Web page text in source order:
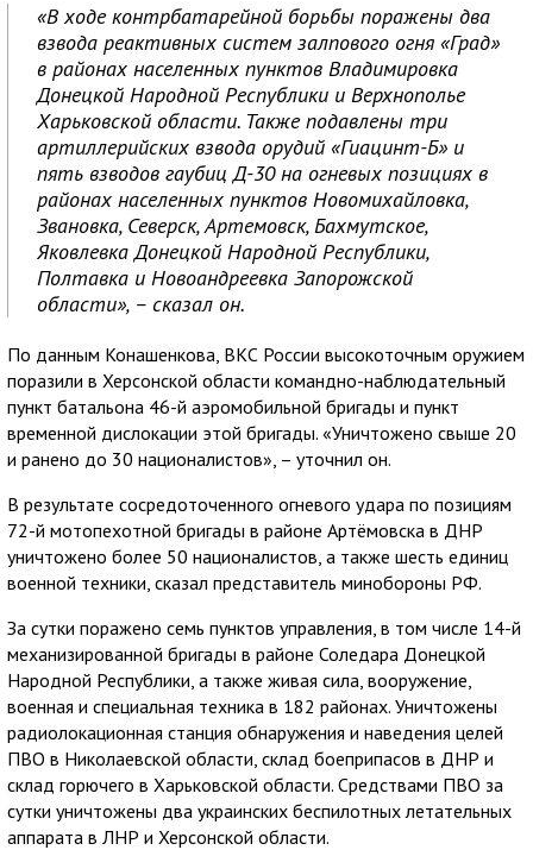
«В ходе контрбатарейной борьбы поражены два
взвода реактивных систем залпового огня «Град»
в районах населенных пунктов Владимировка
Донецкой Народной Республики и Верхнополье
Харьковской области. Также подавлены три
артиллерийских взвода орудий «Гиацинт-Б» и
пять взводов гаубиц Д-30 на огневых позициях в
районах населенных пунктов Новомихайловка,
Звановка, Северск, Артемовск, Бахмутское,
Яковлевка Донецкой Народной Республики,
Полтавка и Новоандреевка Запорожской
области», – сказал он.
По данным Конашенкова, ВКС России высокоточным оружием
поразили в Херсонской области командно-наблюдательный
пункт батальона 46-й аэромобильной бригады и пункт
временной дислокации этой бригады. «Уничтожено свыше 20
и ранено до 30 националистов», – уточнил он.
В результате сосредоточенного огневого удара по позициям
72-й мотопехотной бригады в районе Артёмовска в ДНР
уничтожено более 50 националистов, а также шесть единиц
военной техники, сказал представитель минобороны РФ.
За сутки поражено семь пунктов управления, в том числе 14-й
механизированной бригады в районе Соледара Донецкой
Народной Республики, а также живая сила, вооружение,
военная и специальная техника в 182 районах. Уничтожены
радиолокационная станция обнаружения и наведения целей
ПВО в Николаевской области, склад боеприпасов в ДНР и
склад горючего в Харьковской области. Средствами ПВО за
сутки уничтожены два украинских беспилотных летательных
аппарата в ЛНР и Херсонской области.